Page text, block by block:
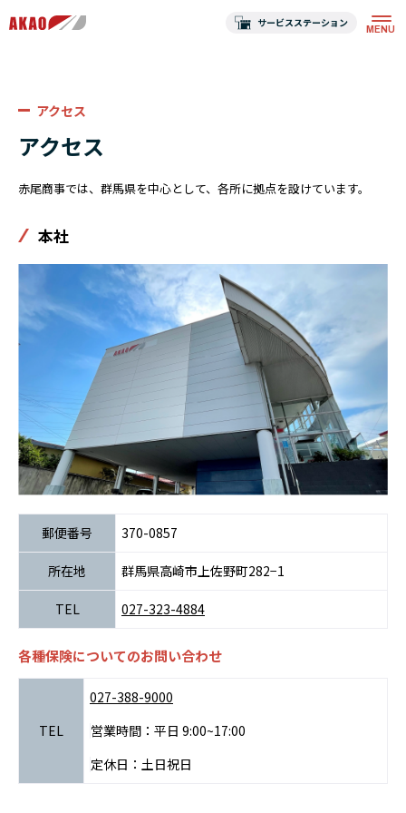
サービスステーション
アクセス
アクセス
赤尾商事では、群馬県を中心として、各所に拠点を設けています。
本社
郵便番号 370-0857
所在地 群馬県高崎市上佐野町282−1
TEL 027-323-4884
各種保険についてのお問い合わせ
TEL
027-388-9000
営業時間：平日 9:00~17:00
定休日：土日祝日